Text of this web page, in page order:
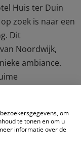
Huis ter Duin
zoek is naar een
Dit
Noordwijk,
ambiance.
om
te tonen en om u
informatie over de